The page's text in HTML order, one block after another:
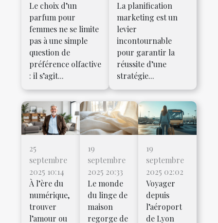
Le choix d’un
parfum pour
femmes ne se limite
pas à une simple
question de
préférence olfactive
: il s’agit...
La planification
marketing est un
levier
incontournable
pour garantir la
réussite d’une
stratégie...
25
septembre
2025 10:14
À l’ère du
numérique,
trouver
l’amour ou
19
septembre
2025 20:33
Le monde
du linge de
maison
regorge de
19
septembre
2025 02:02
Voyager
depuis
l’aéroport
de Lyon